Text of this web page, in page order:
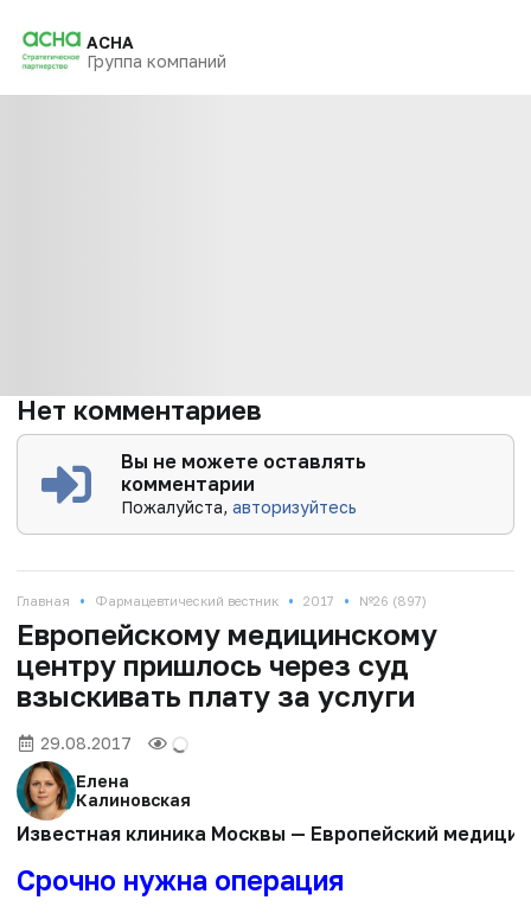
АСНА
Группа компаний
Нет комментариев
Вы не можете оставлять
комментарии
Пожалуйста,авторизуйтесь
Главная • Фармацевтический вестник • 2017 • №26 (897)
Европейскому медицинскому
центру пришлось через суд
взыскивать плату за услуги
29.08.2017
Елена
Калиновская
Известная клиника Москвы — Европейский
Срочно нужна операция